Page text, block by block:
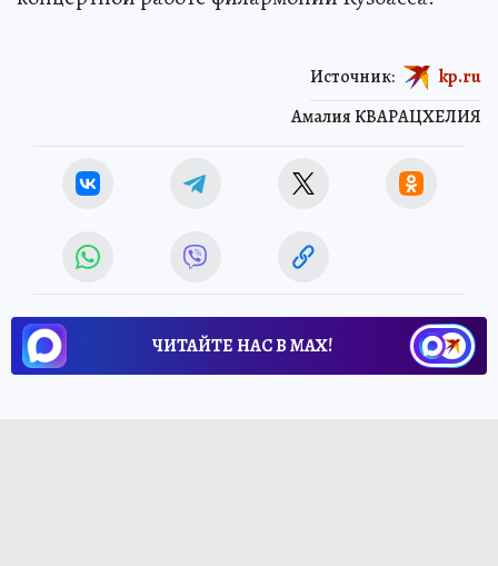
Амалия КВАРАЦХЕЛИЯ
Источник: kp.ru
ЧИТАЙТЕ НАС В МАХ!